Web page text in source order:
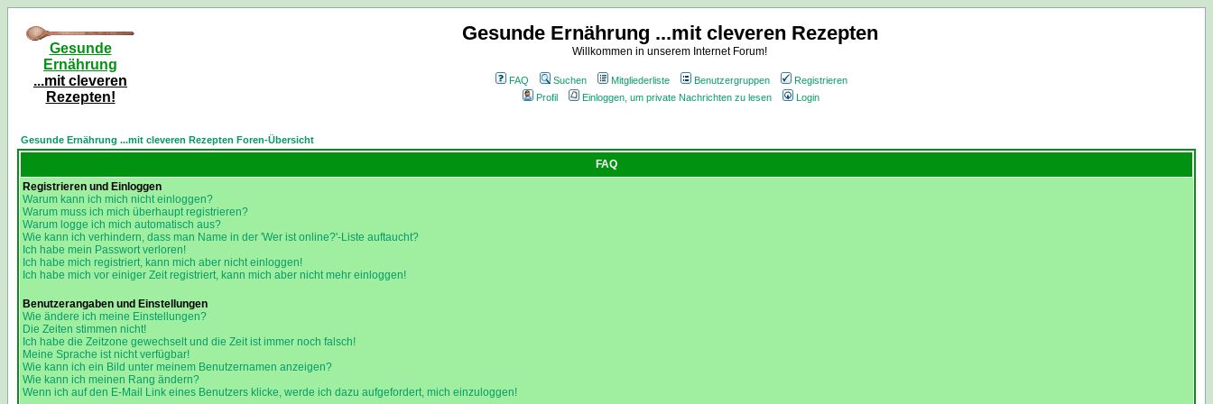
Gesunde
Ernährung
...mit cleveren
Rezepten!
Gesunde Ernährung ...mit cleveren Rezepten
Willkommen in unserem Internet Forum!
FAQ Suchen Mitgliederliste Benutzergruppen
Registrieren
Profil
Einloggen, um private Nachrichten zu lesen Login
Gesunde Ernährung ...mit cleveren Rezepten Foren-Übersicht
FAQ
Registrieren und Einloggen
Warum kann ich mich nicht einloggen?
Warum muss ich mich überhaupt registrieren?
Warum logge ich mich automatisch aus?
Wie kann ich verhindern, dass man Name in der 'Wer ist online?'-Liste auftaucht?
Ich habe mein Passwort verloren!
Ich habe mich registriert, kann mich aber nicht einloggen!
Ich habe mich vor einiger Zeit registriert, kann mich aber nicht mehr einloggen!
Benutzerangaben und Einstellungen
Wie ändere ich meine Einstellungen?
Die Zeiten stimmen nicht!
Ich habe die Zeitzone gewechselt und die Zeit ist immer noch falsch!
Meine Sprache ist nicht verfügbar!
Wie kann ich ein Bild unter meinem Benutzernamen anzeigen?
Wie kann ich meinen Rang ändern?
Wenn ich auf den E-Mail Link eines Benutzers klicke, werde ich dazu aufgefordert, mich einzuloggen!